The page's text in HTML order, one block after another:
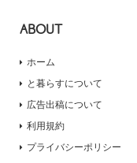
ABOUT
ホーム
と暮らすについて
広告出稿について
利用規約
プライバシーポリシー